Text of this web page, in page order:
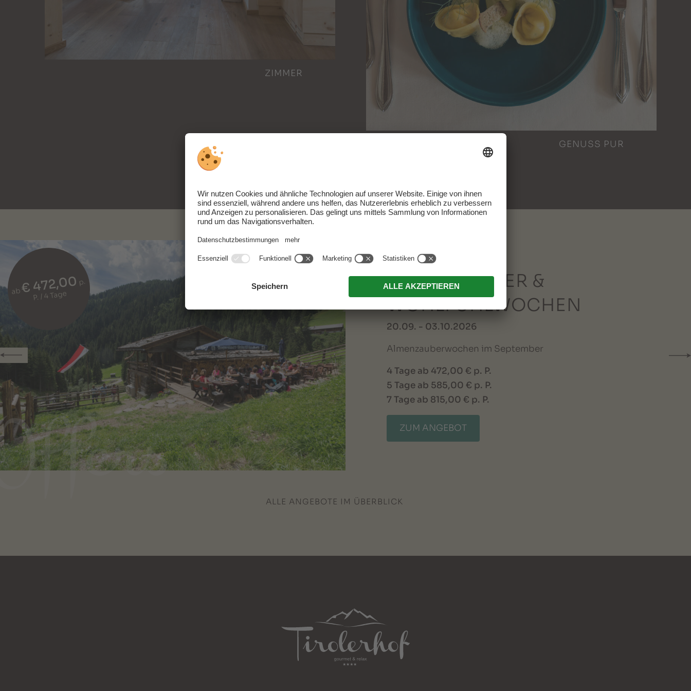
ZIMMER
GENUSS PUR
ab€ 472,00 p.
P. / 4 Tage
ALMENZAUBER &
WOHLFÜHLWOCHEN
20.09. - 03.10.2026
Almenzauberwochen im September
4 Tage ab 472,00 € p. P.
5 Tage ab 585,00 € p. P.
7 Tage ab 815,00 € p. P.
ZUM ANGEBOT
ALLE ANGEBOTE IM ÜBERBLICK